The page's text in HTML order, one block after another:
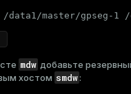
/data1/master/gpseg-1 /
mdw добавьте
хостом smdw: